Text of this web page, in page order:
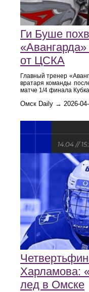
Ги Буше
от ЦСКА
Главный тренер
вратаря команды
матче 1/4 финала
Омск Daily → 2026-
Харламова:
лед в Омске